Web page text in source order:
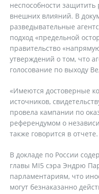
неспособности защитить
внешних влияний. В
разведывательные
подход «предельной
правительство
утверждений о том, что
голосование по выходу
«Имеются достоверные
источников,
провела кампании по
референдумом о
также говорится в отчете.
В докладе по России
главы MI5 сэра Эндрю
парламентариям, что
могут безнаказанно